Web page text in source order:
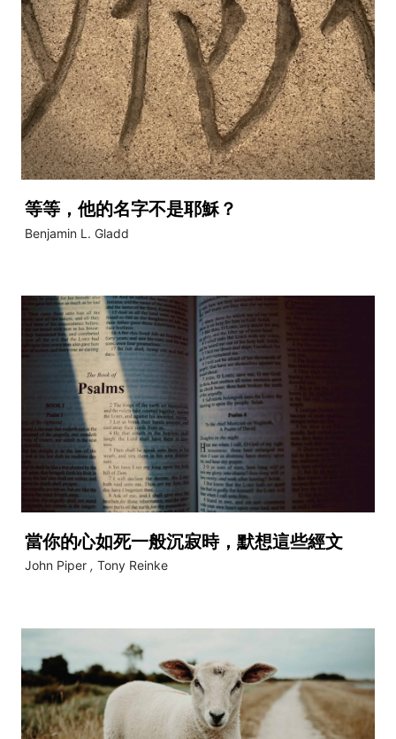
等等，他的名字不是耶穌？
Benjamin L. Gladd
當你的心如死一般沉寂時，默想這些經文
John Piper , Tony Reinke